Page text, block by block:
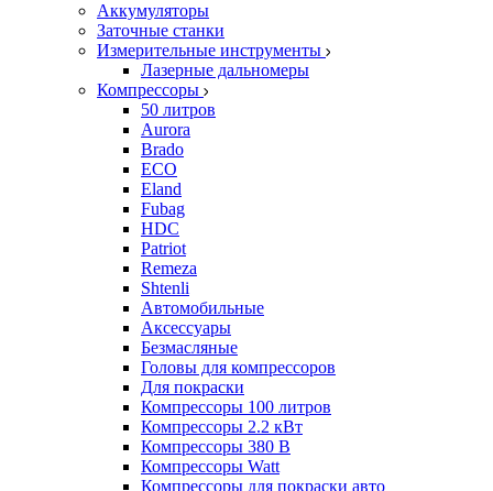
Аккумуляторы
Заточные станки
Измерительные инструменты
Лазерные дальномеры
Компрессоры
50 литров
Aurora
Brado
ECO
Eland
Fubag
HDC
Patriot
Remeza
Shtenli
Автомобильные
Аксессуары
Безмасляные
Головы для компрессоров
Для покраски
Компрессоры 100 литров
Компрессоры 2.2 кВт
Компрессоры 380 В
Компрессоры Watt
Компрессоры для покраски авто